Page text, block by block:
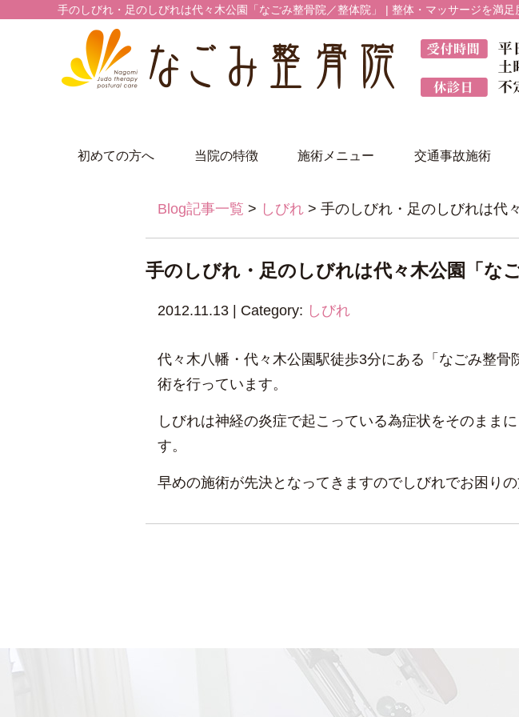
手のしびれ・足のしびれは代々木公園「なごみ整骨院／整体院」 | 整体・マッサージを満
初めての方へ 当院の特徴 施術メニュー 交通事故施術
Blog記事一覧 > しびれ > 手のしびれ・足のしびれは代
手のしびれ・足のしびれは代々木公園「な
2012.11.13 | Category: しびれ
代々木八幡・代々木公園駅徒歩3分にある「なごみ整
術を行っています。
しびれは神経の炎症で起こっている為症状をそのまま
す。
早めの施術が先決となってきますのでしびれでお困り